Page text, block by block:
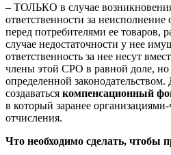
– ТОЛЬКО в случае
ответственности за
перед потребителями ее
случае недостаточности у нее
ответственность за нее несут
члены этой СРО в равной доле,
определенной
создаваться компенсационный
в который заранее
отчисления.
Что необходимо сделать, чтобы